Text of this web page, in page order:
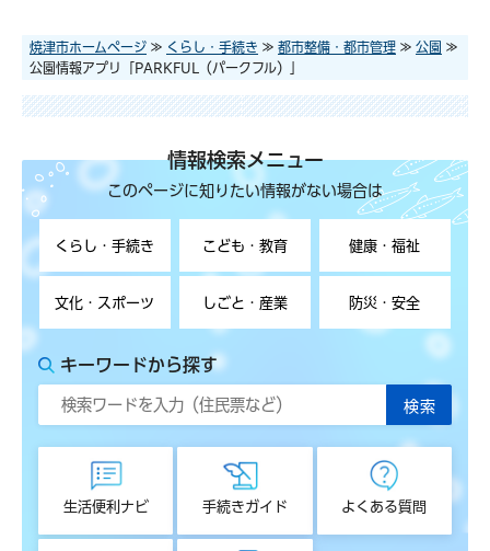
焼津市ホームページ ≫ くらし・手続き ≫ 都市整備・都市管理 ≫ 公園 ≫
公園情報アプリ「PARKFUL（パークフル）」
情報検索メニュー
このページに知りたい情報がない場合は
くらし・手続き こども・教育 健康・福祉
文化・スポーツ しごと・産業 防災・安全
キーワードから探す
生活便利ナビ 手続きガイド よくある質問